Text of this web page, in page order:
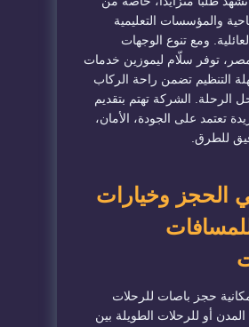
والمؤسسات التعليمية
ومع تنوع الوجهات
توفر سلّام ليموزين خدمات
التنظيم تضمن راحة الركاب
الرحلة. الشركة تهتم بتقديم
تعتمد على الجودة، الأمان،
للطرق.
الحجز وخيارات
حجز باصات للرحلات
أو للرحلات الطويلة بين